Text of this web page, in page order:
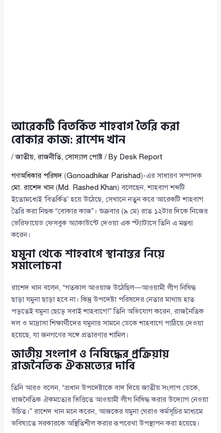
আরেকটি বিতর্কিত শাহবাগ তৈরি করা
বোকার কাজ: রাশেদ খান
/জাতীয়,রাজনীতি,সোস্যাল পোষ্ট / By Desk Report
গণঅধিকার পরিষদ (Gonoadhikar Parishad)-এর সাধারণ সম্পাদক
মো. রাশেদ খান(Md. Rashed Khan) বলেছেন, শাহবাগ শব্দটি
ইতোমধ্যেই ‘বিতর্কিত’ হয়ে উঠেছে, সেখানে নতুন করে আরেকটি শাহবাগ
তৈরি করা নিছক “বোকার কাজ”। শুক্রবার (৯ মে) রাত ১২টার দিকে নিজের
ভেরিফায়েড ফেসবুক অ্যাকাউন্টে দেওয়া এক স্ট্যাটাসে তিনি এ মন্তব্য
করেন।
যমুনা থেকে শাহবাগে স্থানান্তর নিয়ে
সমালোচনা
রাশেদ খান বলেন, “গতকাল আওয়াজ উঠেছিল—আওয়ামী লীগ নিষিদ্ধ
ছাড়া যমুনা ছাড়া হবে না। কিন্তু উপদেষ্টা পরিষদের নেতার মাথায় হাত
পড়তেই যমুনা ছেড়ে সবাই শাহবাগে!” তিনি অভিযোগ করেন, রাজনৈতিক
দল ও মাদ্রাসা শিক্ষার্থীদের যমুনার সামনে ডেকে শাহবাগে পাঠিয়ে দেওয়া
হয়েছে, যা জনগণের সঙ্গে প্রতারণার শামিল।
জাতীয় সংলাপ ও নিষিদ্ধের প্রক্রিয়ায়
রাজনৈতিক ঐকমত্যের দাবি
তিনি আরও বলেন, “প্রধান উপদেষ্টাকে বাদ দিয়ে জাতীয় সংলাপ ডেকে,
রাজনৈতিক ঐকমত্যের ভিত্তিতে আওয়ামী লীগ নিষিদ্ধ করার উদ্যোগ নেওয়া
উচিত।” রাশেদ খান মনে করেন, আজকের যমুনা ঘেরাও কর্মসূচির মাধ্যমে
ভবিষ্যতে সরকারকে অস্থিতিশীল করার রূপরেখা উপস্থাপন করা হয়েছে।